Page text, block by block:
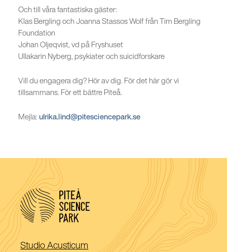
Och till våra fantastiska gäster:
Klas Bergling och Joanna Stassos Wolf från Tim Bergling
Foundation
Johan Oljeqvist, vd på Fryshuset
Ullakarin Nyberg, psykiater och suicidforskare
Vill du engagera dig? Hör av dig. För det här gör vi
tillsammans. För ett bättre Piteå.
Mejla: ulrika.lind@pitesciencepark.se
Studio Acusticum (Öppnas